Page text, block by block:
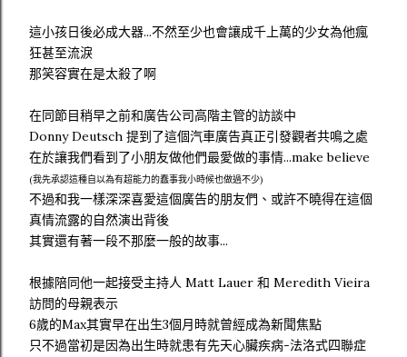
這小孩日後必成大器...不然至少也會讓成千上萬的少女為他瘋
狂甚至流淚
那笑容實在是太殺了啊
在同節目稍早之前和廣告公司高階主管的訪談中
Donny Deutsch 提到了這個汽車廣告真正引發觀者共鳴之處
在於讓我們看到了小朋友做他們最愛做的事情...make believe
(我先承認這種自以為有超能力的蠢事我小時候也做過不少)
不過和我一樣深深喜愛這個廣告的朋友們、或許不曉得在這個
真情流露的自然演出背後
其實還有著一段不那麼一般的故事...
根據陪同他一起接受主持人 Matt Lauer 和 Meredith Vieira
訪問的母親表示
6歲的Max其實早在出生3個月時就曾經成為新聞焦點
只不過當初是因為出生時就患有先天心臟疾病-法洛式四聯症